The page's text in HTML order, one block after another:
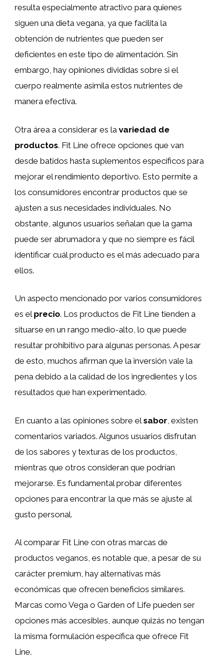
resulta especialmente atractivo para quienes
siguen una dieta vegana, ya que facilita la
obtención de nutrientes que pueden ser
deficientes en este tipo de alimentación. Sin
embargo, hay opiniones divididas sobre si el
cuerpo realmente asimila estos nutrientes de
manera efectiva.
Otra área a considerar es la variedad de
productos. Fit Line ofrece opciones que van
desde batidos hasta suplementos específicos para
mejorar el rendimiento deportivo. Esto permite a
los consumidores encontrar productos que se
ajusten a sus necesidades individuales. No
obstante, algunos usuarios señalan que la gama
puede ser abrumadora y que no siempre es fácil
identificar cuál producto es el más adecuado para
ellos.
Un aspecto mencionado por varios consumidores
es el precio. Los productos de Fit Line tienden a
situarse en un rango medio-alto, lo que puede
resultar prohibitivo para algunas personas. A pesar
de esto, muchos afirman que la inversión vale la
pena debido a la calidad de los ingredientes y los
resultados que han experimentado.
En cuanto a las opiniones sobre elsabor , existen
comentarios variados. Algunos usuarios disfrutan
de los sabores y texturas de los productos,
mientras que otros consideran que podrían
mejorarse. Es fundamental probar diferentes
opciones para encontrar la que más se ajuste al
gusto personal.
Al comparar Fit Line con otras marcas de
productos veganos, es notable que, a pesar de su
carácter premium, hay alternativas más
económicas que ofrecen beneficios similares.
Marcas como Vega o Garden of Life pueden ser
opciones más accesibles, aunque quizás no tengan
la misma formulación específica que ofrece Fit
Line.